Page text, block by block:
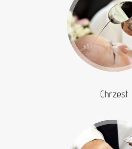
Chrzest